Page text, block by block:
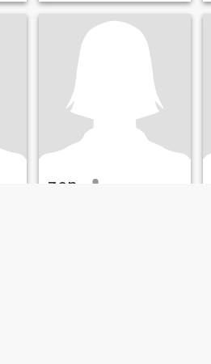
zen